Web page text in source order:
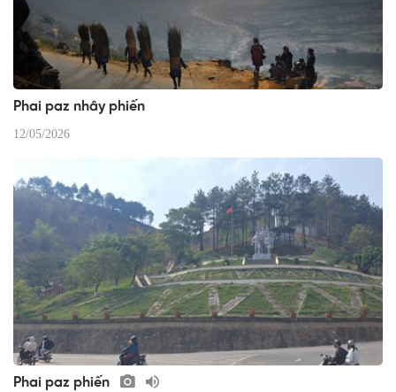
Phai paz nhây phiến
12/05/2026
Phai paz phiến